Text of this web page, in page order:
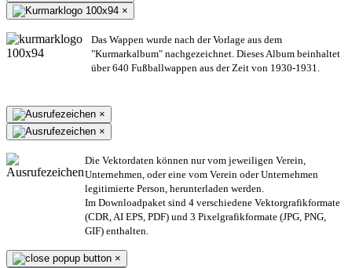
×
Das Wappen wurde nach der Vorlage aus dem
"Kurmarkalbum" nachgezeichnet. Dieses Album beinhaltet
über 640 Fußballwappen aus der Zeit von 1930-1931.
×
×
Die Vektordaten können nur vom jeweiligen Verein,
Unternehmen, oder eine vom Verein oder Unternehmen
legitimierte Person, herunterladen werden.
Im Downloadpaket sind 4 verschiedene Vektorgrafikformate
(CDR, AI EPS, PDF) und 3 Pixelgrafikformate (JPG, PNG,
GIF) enthalten.
×